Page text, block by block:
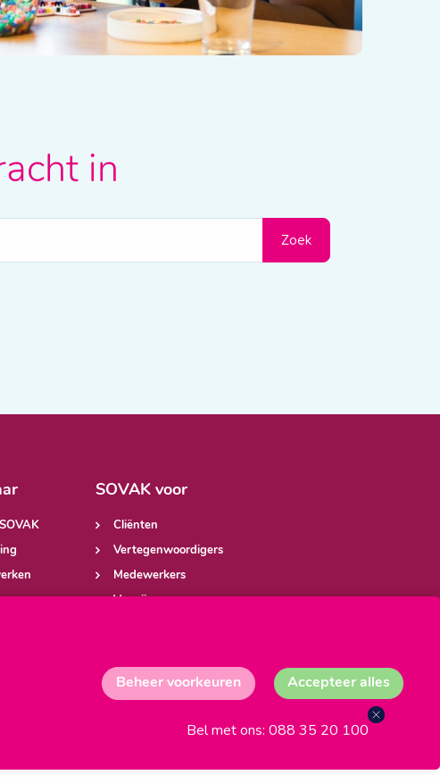
Beheer voorkeuren Accepteer alles
in
Zoek
SOVAK voor
Cliënten
Vertegenwoordigers
Medewerkers
Verwijzers
Bel met ons: 088 35 20 100